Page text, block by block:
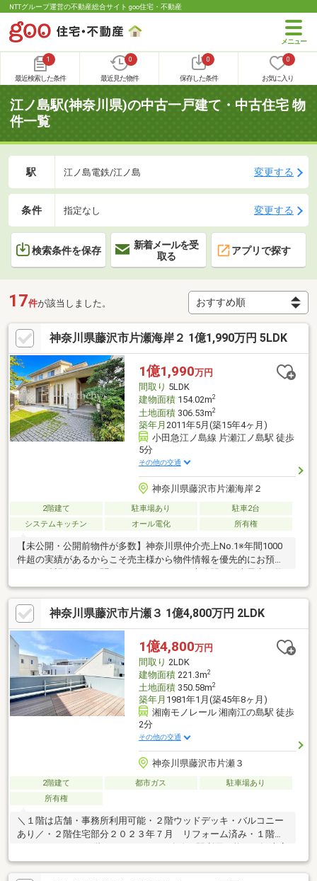
NTTグループ運営の不動産総合サイト goo住宅・不動産
1
最近検索した条件
0
最近見た物件
0
保存した条件
0
お気に入り
江ノ島駅(神奈川県)の中古一戸建て・中古住宅 物
件一覧
駅 江ノ島電鉄/江ノ島 変更する
条件 指定なし 変更する
検索条件を保存
新着メールを受
取る
アプリで探す
17件が該当しました。
神奈川県藤沢市片瀬海岸２ 1億1,990万円 5LDK
1億1,990万円
間取り 5LDK
建物面積154.02m2
土地面積306.53m2
築年月 2011年5月(築15年4ヶ月)
小田急江ノ島線 片瀬江ノ島駅 徒歩
5分
その他の交通
神奈川県藤沢市片瀬海岸２
2階建て 駐車場あり
駐車2台
システムキッチン
オール電化 所有権
【未公開・公開前物件が多数】神奈川県仲介売上No.1※年間1000
件超の実績があるからこそ売主様から物件情報を優先的にお預か
件もいち早くご紹介します。【サザビーズブランド】世界80以上
の国と地域で展開する高級不動産ブランド「サザビーズ インター
ナショナル リアルティ」の一員として確かな信頼でお住まい探し
をサポート。【List365・充実のアフターサービス】お引渡し後
も、24時間365日の駆けつけや優待販売、延長保証など私たちの
サービスは一生涯続きます。※日経MJ（2025年10月）第43回サー
ビス業総合調査
神奈川県藤沢市片瀬３ 1億4,800万円 2LDK
1億4,800万円
間取り 2LDK
建物面積221.3m2
土地面積350.58m2
築年月 1981年1月(築45年8ヶ月)
湘南モノレール 湘南江の島駅 徒歩
2分
その他の交通
神奈川県藤沢市片瀬３
2階建て 都市ガス
駐車場あり
所有権
＼１階は店舗・事務所利用可能・２階ウッドデッキ・バルコニー
あり／・２階住宅部分２０２３年７月 リフォーム済み・１階
が多いエリアで飲食店などご検討いただけます。・カースペース
は南東側と北西側に２カ所あり・天候により屋上から富士山望め